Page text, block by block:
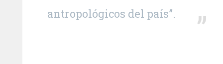
antropológicos del país”.